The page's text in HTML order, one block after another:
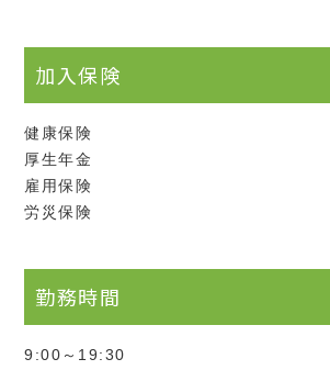
加入保険
健康保険
厚生年金
雇用保険
労災保険
勤務時間
9:00～19:30